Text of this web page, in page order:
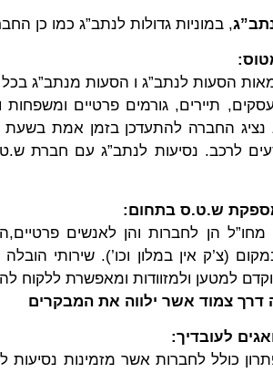
, במוניות גדולות לנתב”ג כמו כן
הסעות לנתב”ג ו הסעות מנתב”ג בכל
תיירים, גורמים פרטיים
נציג החברה להתעדכן בזמן אמת
לרכב. נסיעות לנתב”ג עם חברת
ש.ט.ס בתחום:
מחו”ל הן לחברות והן לאנשים
(צ’ק אין במלון וכו’). שירותי
למטען ולמזוודות ומאפשרת
דרך צמוד אשר ילווה את המבקרים
לעובדיך:
כולל לחברות אשר מזמינות נסיעות